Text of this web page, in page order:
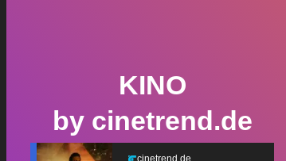
KINO
by cinetrend.de